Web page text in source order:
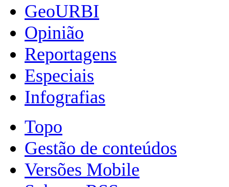
GeoURBI
Opinião
Reportagens
Especiais
Infografias
Topo
Gestão de conteúdos
Versões Mobile